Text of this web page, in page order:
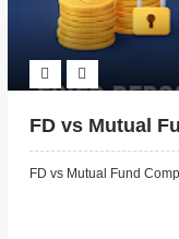
FD vs Mutual
FD vs Mutual Fund